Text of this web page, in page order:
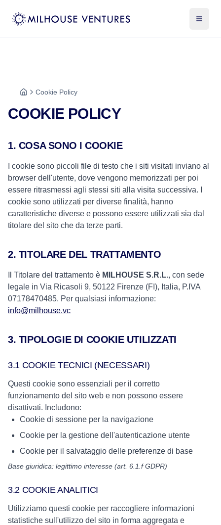
Cookie Policy
COOKIE POLICY
1. COSA SONO I COOKIE
I cookie sono piccoli file di testo che i siti visitati inviano al
browser dell'utente, dove vengono memorizzati per poi
essere ritrasmessi agli stessi siti alla visita successiva. I
cookie sono utilizzati per diverse finalità, hanno
caratteristiche diverse e possono essere utilizzati sia dal
titolare del sito che da terze parti.
2. TITOLARE DEL TRATTAMENTO
Il Titolare del trattamento è MILHOUSE S.R.L., con sede
legale in Via Ricasoli 9, 50122 Firenze (FI), Italia, P.IVA
07178470485. Per qualsiasi informazione:
info@milhouse.vc
3. TIPOLOGIE DI COOKIE UTILIZZATI
3.1 COOKIE TECNICI (NECESSARI)
Questi cookie sono essenziali per il corretto
funzionamento del sito web e non possono essere
disattivati. Includono:
Cookie di sessione per la navigazione
Cookie per la gestione dell'autenticazione utente
Cookie per il salvataggio delle preferenze di base
Base giuridica: legittimo interesse (art. 6.1.f GDPR)
3.2 COOKIE ANALITICI
Utilizziamo questi cookie per raccogliere informazioni
statistiche sull'utilizzo del sito in forma aggregata e